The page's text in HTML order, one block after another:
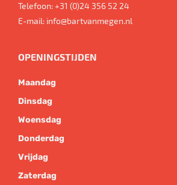
Telefoon:+31 (0)24 356 52 24
E-mail: info@bartvanmegen.nl
OPENINGSTIJDEN
Maandag
Dinsdag
Woensdag
Donderdag
Vrijdag
Zaterdag